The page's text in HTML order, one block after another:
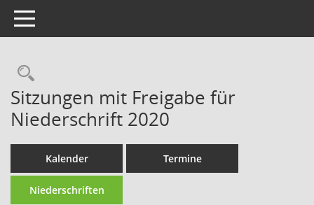
Toggle navigation
Rechercheauswahl
Sitzungen mit Freigabe für
Niederschrift 2020
Kalender Termine
Niederschriften